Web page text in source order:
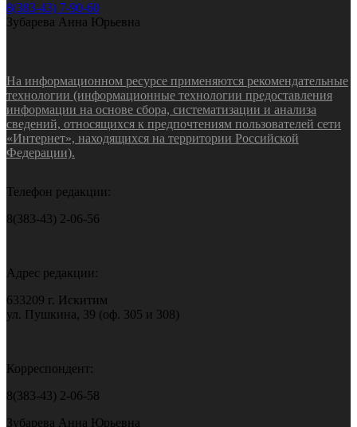
8(383-43) 7-90-60
Зубарева Анна Юрьевна
На информационном ресурсе применяются рекомендательные
технологии (информационные технологии предоставления
информации на основе сбора, систематизации и анализа
сведений, относящихся к предпочтениям пользователей сети
«Интернет», находящихся на территории Российской
Федерации).
Телефон редакции:
8(383-43) 2-06-56
Адрес редакции:
633209 г. Искитим
ул. Пушкина, 39 (оф. 305 и 308)
Корреспондент:
8(383-43) 2-06-58
Зубарева Анна Юрьевна